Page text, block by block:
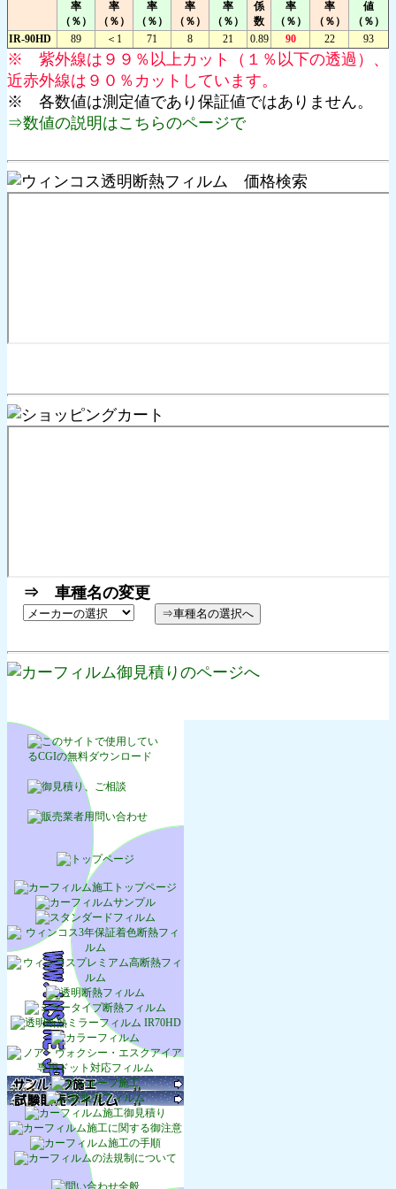
率
（％）
率
（％）
係
数
率
（％）
率
（％）
値
（％）
率
（％）
率
（％）
率
（％）
IR-90HD
89 ＜1 71 8 21 0.89 90 22 93
※ 紫外線は９９％以上カット（１％以下の透過）、
近赤外線は９０％カットしています。
※ 各数値は測定値であり保証値ではありません。
⇒数値の説明はこちらのページで
⇒ 車種名の変更